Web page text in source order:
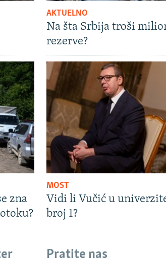
AKTUELNO
Na šta Srbija troši
rezerve?
zna
MOST
Vidi li Vučić u
broj 1?
Pratite nas